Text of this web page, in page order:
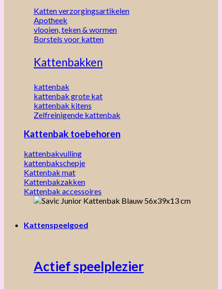
Katten verzorgingsartikelen
Apotheek
vlooien, teken & wormen
Borstels voor katten
Kattenbakken
kattenbak
kattenbak grote kat
kattenbak kitens
Zelfreinigende kattenbak
Kattenbak toebehoren
kattenbakvulling
kattenbakschepje
Kattenbak mat
Kattenbakzakken
Kattenbak accessoires
Kattenspeelgoed
Actief speelplezier